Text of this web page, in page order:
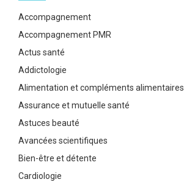
Accompagnement
Accompagnement PMR
Actus santé
Addictologie
Alimentation et compléments alimentaires
Assurance et mutuelle santé
Astuces beauté
Avancées scientifiques
Bien-être et détente
Cardiologie